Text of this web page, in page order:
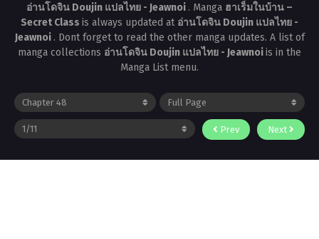
อ่านโดจิน Doujin แปลไทย - Jeawnoi . Manga ฮาเร็มในบ้าน –
Secret Class is always updated at อ่านโดจิน Doujin แปลไทย -
Jeawnoi . Dont forget to read the other manga updates. A list of
manga collections อ่านโดจิน Doujin แปลไทย - Jeawnoiis in the
Manga List menu.
Prev Next